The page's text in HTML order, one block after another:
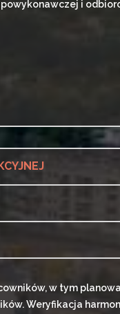
i
w tym
Weryfikacja